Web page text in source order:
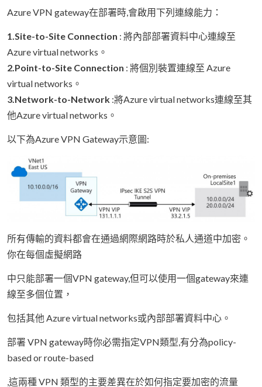
Azure VPN gateway在部署時,會啟用下列連線能力：
1.Site-to-Site Connection : 將內部部署資料中心連線至
Azure virtual networks。
2.Point-to-Site Connection : 將個別裝置連線至 Azure
virtual networks。
3.Network-to-Network :將Azure virtual networks連線至其
他Azure virtual networks。
以下為Azure VPN Gateway示意圖:
所有傳輸的資料都會在通過網際網路時於私人通道中加密。
你在每個虛擬網路
中只能部署一個VPN gateway,但可以使用一個gateway來連
線至多個位置，
包括其他 Azure virtual networks或內部部署資料中心。
部署 VPN gateway時你必需指定VPN類型,有分為policy-
based or route-based
,這兩種 VPN 類型的主要差異在於如何指定要加密的流量